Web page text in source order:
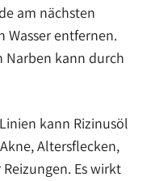
am nächsten
entfernen.
Narben kann durch
kann Rizinusöl
Altersflecken,
Es wirkt